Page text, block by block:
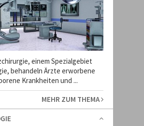
einem Spezialgebiet
behandeln Ärzte erworbene
Krankheiten und ...
MEHR ZUM THEMA